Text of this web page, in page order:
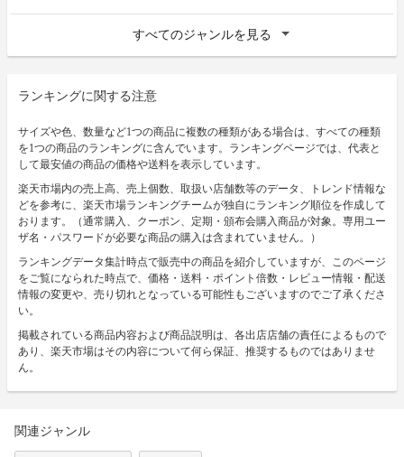
すべてのジャンルを見る
ランキングに関する注意
サイズや色、数量など1つの商品に複数の種類がある場合は、すべての種類
を1つの商品のランキングに含んでいます。ランキングページでは、代表と
して最安値の商品の価格や送料を表示しています。
楽天市場内の売上高、売上個数、取扱い店舗数等のデータ、トレンド情報な
どを参考に、楽天市場ランキングチームが独自にランキング順位を作成して
おります。（通常購入、クーポン、定期・頒布会購入商品が対象。専用ユー
ザ名・パスワードが必要な商品の購入は含まれていません。）
ランキングデータ集計時点で販売中の商品を紹介していますが、このページ
をご覧になられた時点で、価格・送料・ポイント倍数・レビュー情報・配送
情報の変更や、売り切れとなっている可能性もございますのでご了承くださ
い。
掲載されている商品内容および商品説明は、各出店店舗の責任によるもので
あり、楽天市場はその内容について何ら保証、推奨するものではありませ
ん。
関連ジャンル